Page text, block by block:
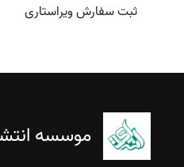
ثبت سفارش ویراستاری
موسسه